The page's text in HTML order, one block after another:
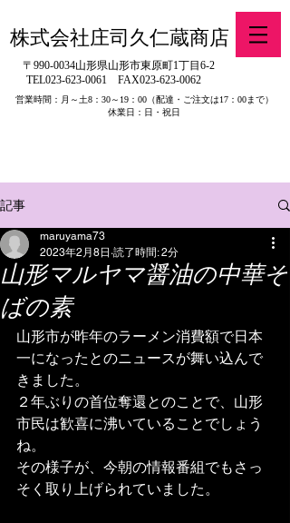
株式会社庄司久仁蔵商店
〒990-0034山形県山形市東原町1丁目6-2
TEL023-623-0061 FAX023-623-0062
営業時間：月～土8：30～19：00（配達・ご注文は17：00まで）
休業日：日・祝日
記事
山形マルヤマ醤油の中華そ
ばの素
maruyama73
2023年2月8日 読了時間: 2分
山形市が昨年のラーメン消費額で日本
一になったとのニュースが舞い込んで
きました。
２年ぶりの首位奪還とのことで、山形
市民は歓喜に沸いていることでしょう
ね。
その様子が、今朝の情報番組でもさっ
そく取り上げられていました。